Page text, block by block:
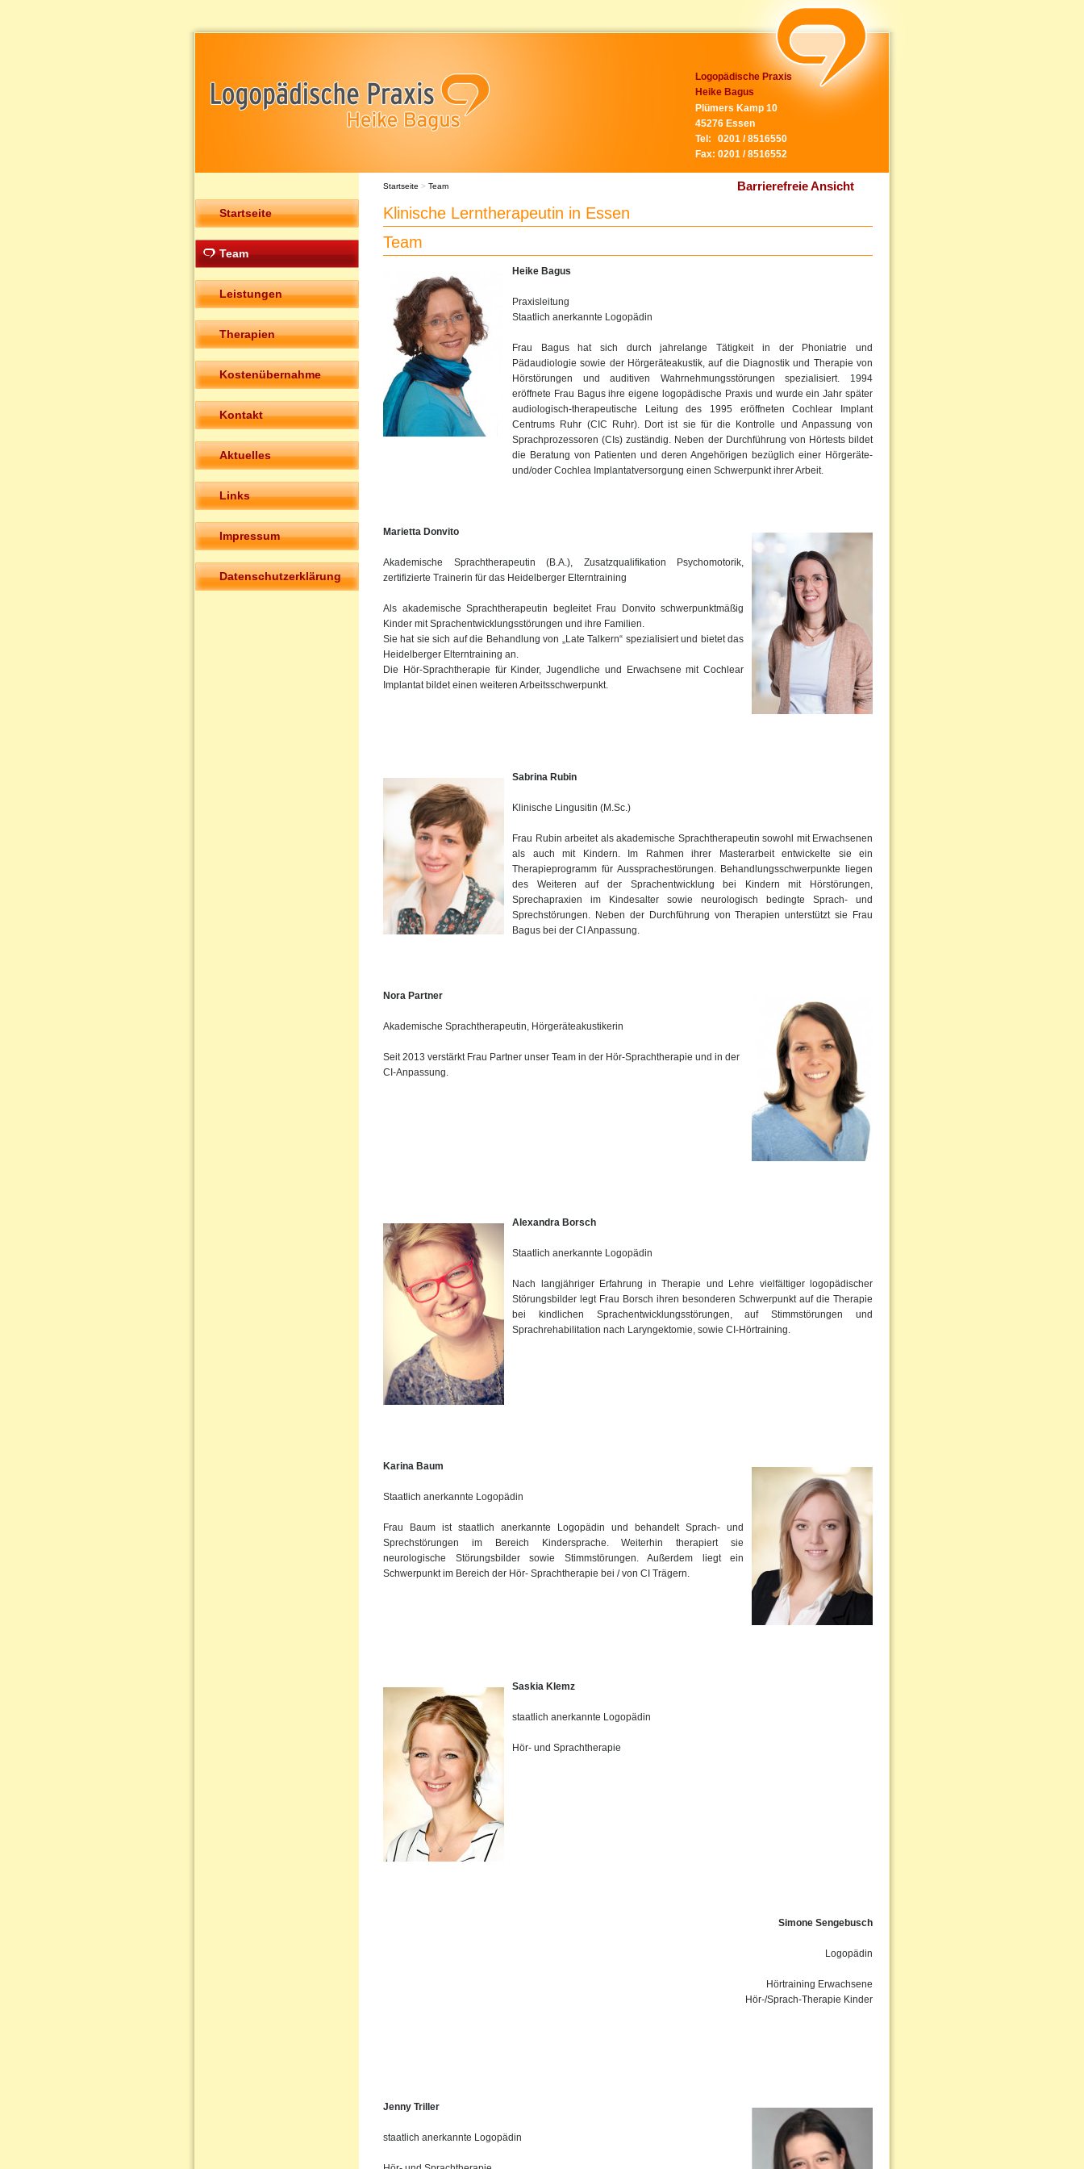
Logopädische Praxis
Heike Bagus
Plümers Kamp 10
45276 Essen
Tel:
0201 / 8516550
Fax: 0201 / 8516552
Barrierefreie Ansicht
Startseite
Team
Leistungen
Therapien
Kostenübernahme
Kontakt
Aktuelles
Links
Impressum
Datenschutzerklärung
Startseite > Team
Klinische Lerntherapeutin in Essen
Team
Heike Bagus
Praxisleitung
Staatlich anerkannte Logopädin
Frau Bagus hat sich durch jahrelange Tätigkeit in der Phoniatrie und
Pädaudiologie sowie der Hörgeräteakustik, auf die Diagnostik und Therapie von
Hörstörungen und auditiven Wahrnehmungsstörungen spezialisiert. 1994
eröffnete Frau Bagus ihre eigene logopädische Praxis und wurde ein Jahr später
audiologisch-therapeutische Leitung des 1995 eröffneten Cochlear Implant
Centrums Ruhr (CIC Ruhr). Dort ist sie für die Kontrolle und Anpassung von
Sprachprozessoren (CIs) zuständig. Neben der Durchführung von Hörtests bildet
die Beratung von Patienten und deren Angehörigen bezüglich einer Hörgeräte-
und/oder Cochlea Implantatversorgung einen Schwerpunkt ihrer Arbeit.
Marietta Donvito
Akademische Sprachtherapeutin (B.A.), Zusatzqualifikation Psychomotorik,
zertifizierte Trainerin für das Heidelberger Elterntraining
Als akademische Sprachtherapeutin begleitet Frau Donvito schwerpunktmäßig
Kinder mit Sprachentwicklungsstörungen und ihre Familien.
Sie hat sie sich auf die Behandlung von „Late Talkern“ spezialisiert und bietet das
Heidelberger Elterntraining an.
Die Hör-Sprachtherapie für Kinder, Jugendliche und Erwachsene mit Cochlear
Implantat bildet einen weiteren Arbeitsschwerpunkt.
Sabrina Rubin
Klinische Lingusitin (M.Sc.)
Frau Rubin arbeitet als akademische Sprachtherapeutin sowohl mit Erwachsenen
als auch mit Kindern. Im Rahmen ihrer Masterarbeit entwickelte sie ein
Therapieprogramm für Aussprachestörungen. Behandlungsschwerpunkte liegen
des Weiteren auf der Sprachentwicklung bei Kindern mit Hörstörungen,
Sprechapraxien im Kindesalter sowie neurologisch bedingte Sprach- und
Sprechstörungen. Neben der Durchführung von Therapien unterstützt sie Frau
Bagus bei der CI Anpassung.
Nora Partner
Akademische Sprachtherapeutin, Hörgeräteakustikerin
Seit 2013 verstärkt Frau Partner unser Team in der Hör-Sprachtherapie und in der
CI-Anpassung.
Alexandra Borsch
Staatlich anerkannte Logopädin
Nach langjähriger Erfahrung in Therapie und Lehre vielfältiger logopädischer
Störungsbilder legt Frau Borsch ihren besonderen Schwerpunkt auf die Therapie
bei kindlichen Sprachentwicklungsstörungen, auf Stimmstörungen und
Sprachrehabilitation nach Laryngektomie, sowie CI-Hörtraining.
Karina Baum
Staatlich anerkannte Logopädin
Frau Baum ist staatlich anerkannte Logopädin und behandelt Sprach- und
Sprechstörungen im Bereich Kindersprache. Weiterhin therapiert sie
neurologische Störungsbilder sowie Stimmstörungen. Außerdem liegt ein
Schwerpunkt im Bereich der Hör- Sprachtherapie bei / von CI Trägern.
Saskia Klemz
staatlich anerkannte Logopädin
Hör- und Sprachtherapie
Simone Sengebusch
Logopädin
Hörtraining Erwachsene
Hör-/Sprach-Therapie Kinder
Jenny Triller
staatlich anerkannte Logopädin